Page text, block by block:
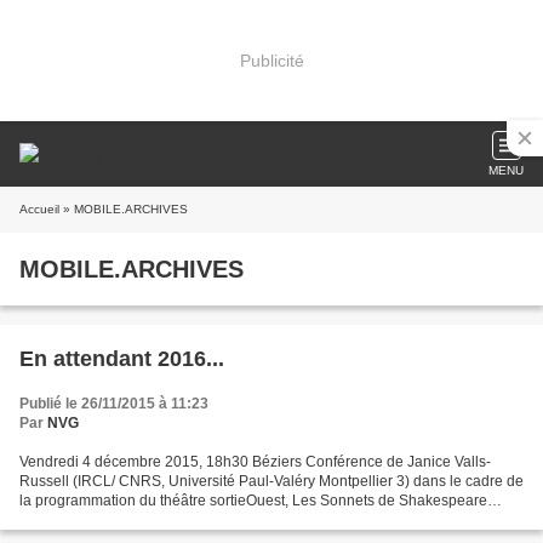
Publicité
MENU
Accueil » MOBILE.ARCHIVES
MOBILE.ARCHIVES
En attendant 2016...
Publié le 26/11/2015 à 11:23
Par NVG
Vendredi 4 décembre 2015, 18h30 Béziers Conférence de Janice Valls-
Russell (IRCL/ CNRS, Université Paul-Valéry Montpellier 3) dans le cadre de
la programmation du théâtre sortieOuest, Les Sonnets de Shakespeare